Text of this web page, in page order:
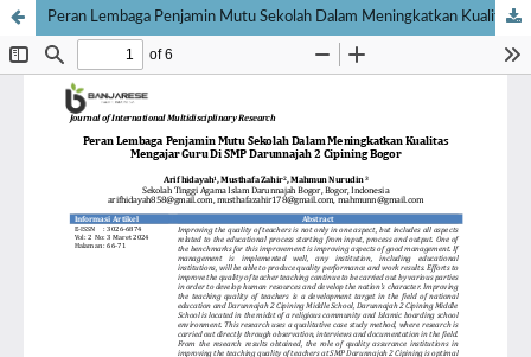
Peran Lembaga Penjamin Mutu Sekolah Dalam Meningkatkan Kualitas Mengajar Guru Di SMP Darunnajah 2 Cipining Bogor